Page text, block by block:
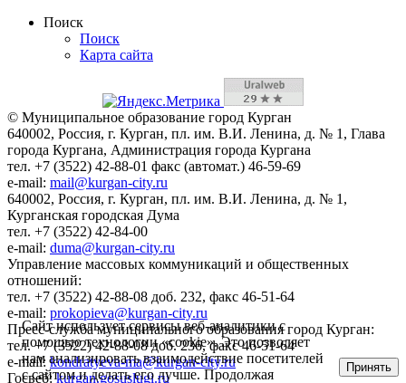
Поиск
Поиск
Карта сайта
© Муниципальное образование город Курган
640002, Россия, г. Курган, пл. им. В.И. Ленина, д. № 1, Глава
города Кургана, Администрация города Кургана
тел. +7 (3522) 42-88-01 факс (автомат.) 46-59-69
e-mail: mail@kurgan-city.ru
640002, Россия, г. Курган, пл. им. В.И. Ленина, д. № 1,
Курганская городская Дума
тел. +7 (3522) 42-84-00
e-mail: duma@kurgan-city.ru
Управление массовых коммуникаций и общественных
отношений:
тел. +7 (3522) 42-88-08 доб. 232, факс 46-51-64
e-mail: prokopieva@kurgan-city.ru
Пресс-служба муниципального образования город Курган:
тел. +7 (3522) 42-88-08 доб. 236, факс 46-51-64
e-mail:kondratyeva-ma@kurgan-city.ru
Госвеб:kurgan.gosuslugi.ru
Сайт использует сервисы веб-аналитики с
помощью технологии «cookie». Это позволяет
нам анализировать взаимодействие посетителей
с сайтом и делать его лучше. Продолжая
Принять